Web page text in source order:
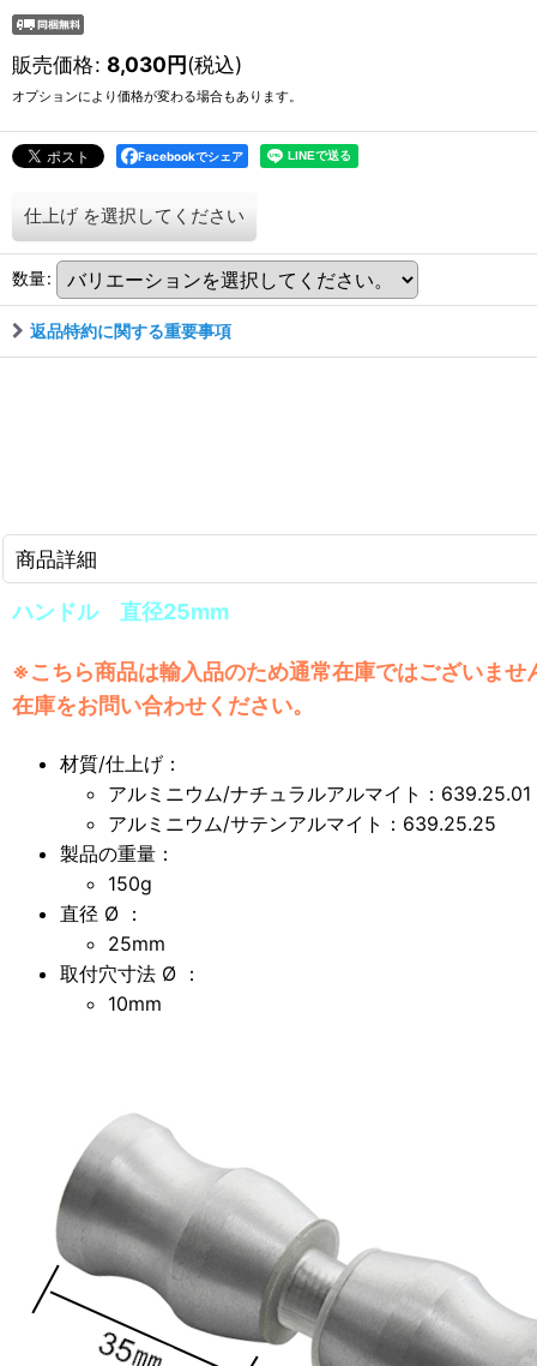
販売価格: 8,030円(税込)
オプションにより価格が変わる場合もあります。
Facebookでシェア
仕上げ を選択してください
数量:
返品特約に関する重要事項
商品詳細
ハンドル 直径25mm
※こちら商品は輸入品のため通常在庫ではございませ
在庫をお問い合わせください。
材質/仕上げ：
アルミニウム/ナチュラルアルマイト：639.25.01
アルミニウム/サテンアルマイト：639.25.25
製品の重量：
150g
直径 Ø ：
25mm
取付穴寸法 Ø ：
10mm